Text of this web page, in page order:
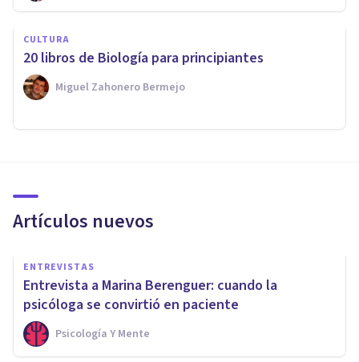
CULTURA
20 libros de Biología para principiantes
Miguel Zahonero Bermejo
Artículos nuevos
ENTREVISTAS
Entrevista a Marina Berenguer: cuando la
psicóloga se convirtió en paciente
Psicología Y Mente